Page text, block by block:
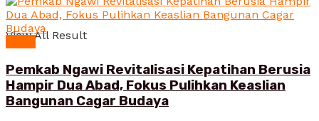
View All Result
Pemkab Ngawi Revitalisasi Kepatihan Berusia
Hampir Dua Abad, Fokus Pulihkan Keaslian
Bangunan Cagar Budaya